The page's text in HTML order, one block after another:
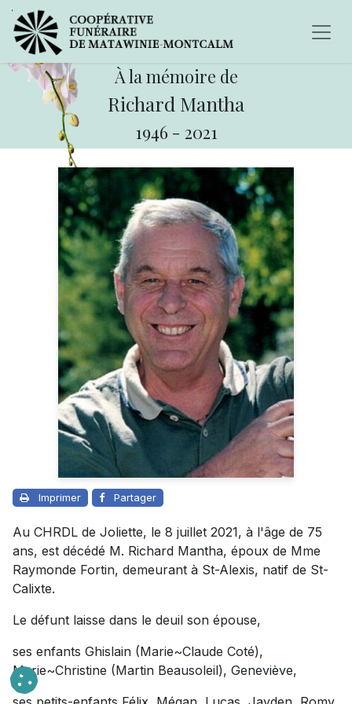
À la mémoire de
Richard Mantha
1946 - 2021
Imprimer Partager
Au CHRDL de Joliette, le 8 juillet 2021, à l'âge de 75
ans, est décédé M. Richard Mantha, époux de Mme
Raymonde Fortin, demeurant à St-Alexis, natif de St-
Calixte.
Le défunt laisse dans le deuil son épouse,
ses enfants Ghislain (Marie~Claude Coté),
Marie~Christine (Martin Beausoleil), Geneviève,